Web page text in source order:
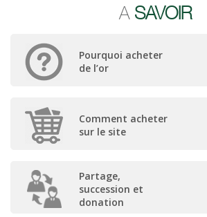
A SAVOIR
Pourquoi acheter
de l’or
Comment acheter
sur le site
Partage,
succession et
donation